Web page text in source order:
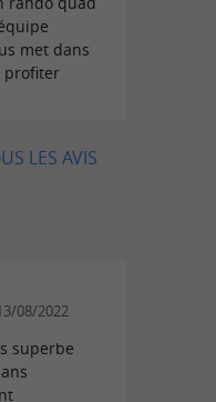
met dans
profiter
LES AVIS
08/2022
superbe